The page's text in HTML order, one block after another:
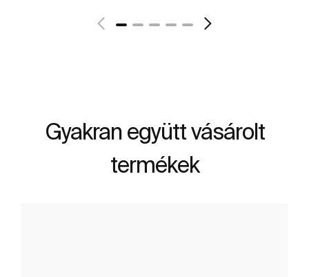
Gyakran együtt vásárolt
termékek